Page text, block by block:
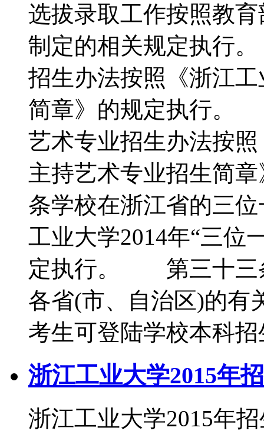
选拔录取工作按照教
制定的相关规定执行
招生办法按照《浙江
简章》的规定执行。
艺术专业招生办法按
主持艺术专业招生简
条学校在浙江省的三
工业大学2014年“三位
定执行。 第三十三
各省(市、自治区)的有
考生可登陆学校本科
浙江工业大学2015年
浙江工业大学2015